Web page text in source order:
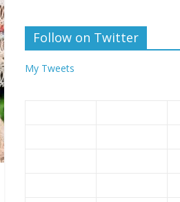
Follow on Twitter
My Tweets